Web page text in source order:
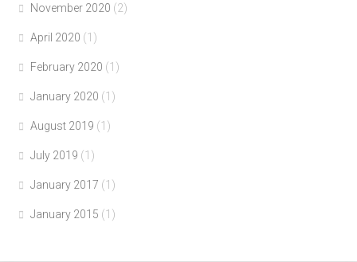
November 2020 (2)
April 2020 (1)
February 2020 (1)
January 2020 (1)
August 2019 (1)
July 2019 (1)
January 2017 (1)
January 2015 (1)